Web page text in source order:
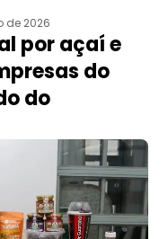
de 2026
por açaí e
do
do